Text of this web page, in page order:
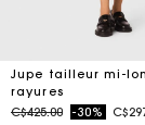
Jupe tailleur mi-
rayures
Price reduced from
C$425.00to-30%